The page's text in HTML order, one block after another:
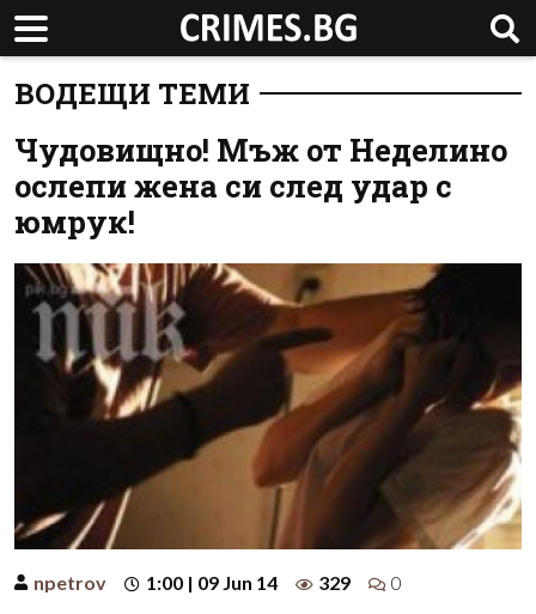
ВОДЕЩИ ТЕМИ
Чудовищно! Мъж от Неделино
ослепи жена си след удар с
юмрук!
npetrov 1:00 | 09 Jun 14 329 0